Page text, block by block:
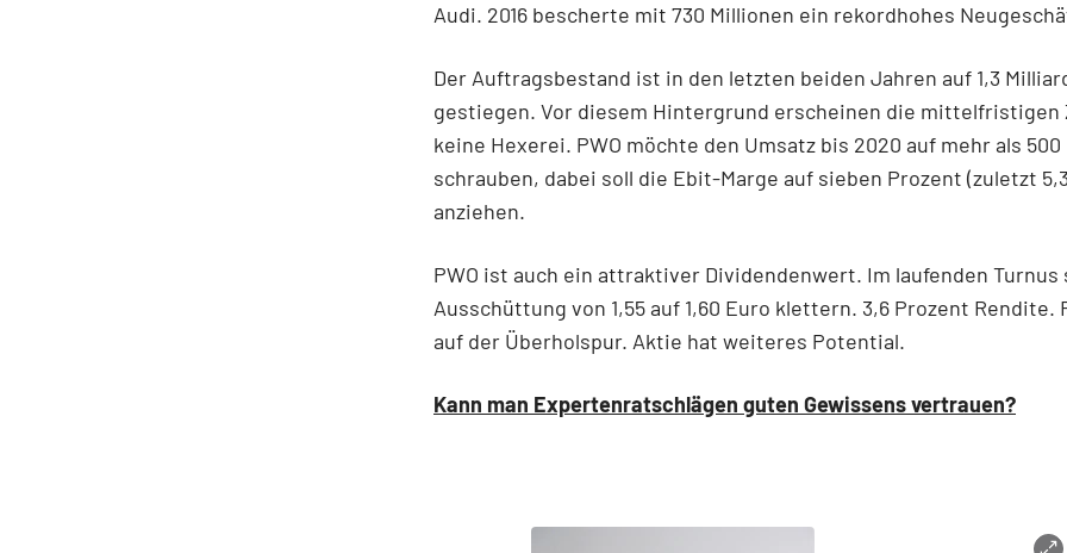
Audi. 2016 bescherte mit 730 Millionen ein rekordhohes
Der Auftragsbestand ist in den letzten beiden Jahren auf 1,3
gestiegen. Vor diesem Hintergrund erscheinen die mittelfristigen
keine Hexerei. PWO möchte den Umsatz bis 2020 auf mehr als
schrauben, dabei soll die Ebit-Marge auf sieben Prozent (zuletzt
anziehen.
PWO ist auch ein attraktiver Dividendenwert. Im laufenden Turnus
Ausschüttung von 1,55 auf 1,60 Euro klettern. 3,6 Prozent Rendite.
auf der Überholspur. Aktie hat weiteres Potential.
Kann man Expertenratschlägen guten Gewissens vertrauen?